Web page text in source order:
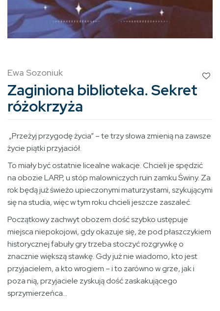
Ewa Sozoniuk
Zaginiona biblioteka. Sekret
różokrzyża
„Przeżyj przygodę życia” – te trzy słowa zmienią na zawsze
życie piątki przyjaciół.
To miały być ostatnie licealne wakacje. Chcieli je spędzić
na obozie LARP, u stóp malowniczych ruin zamku Świny. Za
rok będą już świeżo upieczonymi maturzystami, szykującymi
się na studia, więc w tym roku chcieli jeszcze zaszaleć.
Początkowy zachwyt obozem dość szybko ustępuje
miejsca niepokojowi, gdy okazuje się, że pod płaszczykiem
historycznej fabuły gry trzeba stoczyć rozgrywkę o
znacznie większą stawkę. Gdy już nie wiadomo, kto jest
przyjacielem, a kto wrogiem – i to zarówno w grze, jak i
poza nią, przyjaciele zyskują dość zaskakującego
sprzymierzeńca...